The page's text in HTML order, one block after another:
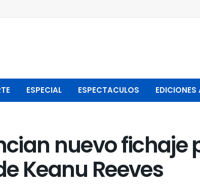
ESPECIAL ESPECTACULOS EDICIONES
nuevo fichaje
Keanu Reeves